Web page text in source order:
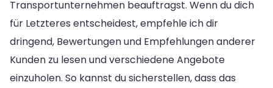
Transportunternehmen beauftragst. Wenn du dich
für Letzteres entscheidest, empfehle ich dir
dringend, Bewertungen und Empfehlungen anderer
Kunden zu lesen und verschiedene Angebote
einzuholen. So kannst du sicherstellen, dass das